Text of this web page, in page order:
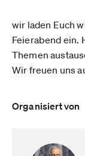
wir laden Euch
Feierabend ein.
Themen
Wir freuen uns
Organisiert von